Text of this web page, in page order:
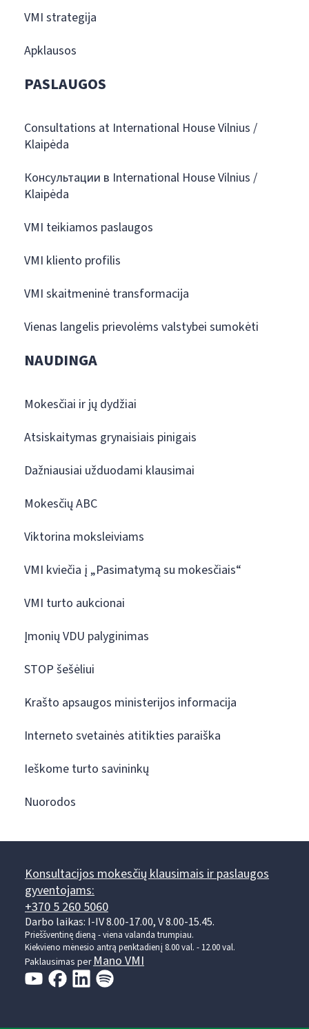
VMI strategija
Apklausos
PASLAUGOS
Consultations at International House Vilnius /
Klaipėda
Консультации в International House Vilnius /
Klaipėda
VMI teikiamos paslaugos
VMI kliento profilis
VMI skaitmeninė transformacija
Vienas langelis prievolėms valstybei sumokėti
NAUDINGA
Mokesčiai ir jų dydžiai
Atsiskaitymas grynaisiais pinigais
Dažniausiai užduodami klausimai
Mokesčių ABC
Viktorina moksleiviams
VMI kviečia į „Pasimatymą su mokesčiais“
VMI turto aukcionai
Įmonių VDU palyginimas
STOP šešėliui
Krašto apsaugos ministerijos informacija
Interneto svetainės atitikties paraiška
Ieškome turto savininkų
Nuorodos
Konsultacijos mokesčių klausimais ir paslaugos
gyventojams:
+370 5 260 5060
Darbo laikas: I-IV 8.00-17.00, V 8.00-15.45.
Prieššventinę dieną - viena valanda trumpiau.
Kiekvieno mėnesio antrą penktadienį 8.00 val. - 12.00 val.
Paklausimas per Mano VMI